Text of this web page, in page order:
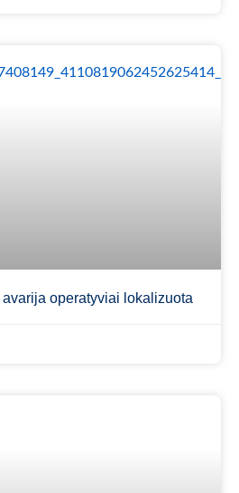
operatyviai lokalizuota